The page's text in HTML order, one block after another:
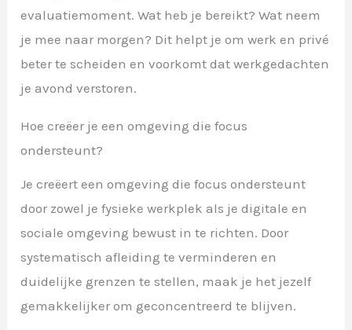
evaluatiemoment. Wat heb je bereikt? Wat neem
je mee naar morgen? Dit helpt je om werk en privé
beter te scheiden en voorkomt dat werkgedachten
je avond verstoren.
Hoe creëer je een omgeving die focus
ondersteunt?
Je creëert een omgeving die focus ondersteunt
door zowel je fysieke werkplek als je digitale en
sociale omgeving bewust in te richten. Door
systematisch afleiding te verminderen en
duidelijke grenzen te stellen, maak je het jezelf
gemakkelijker om geconcentreerd te blijven.